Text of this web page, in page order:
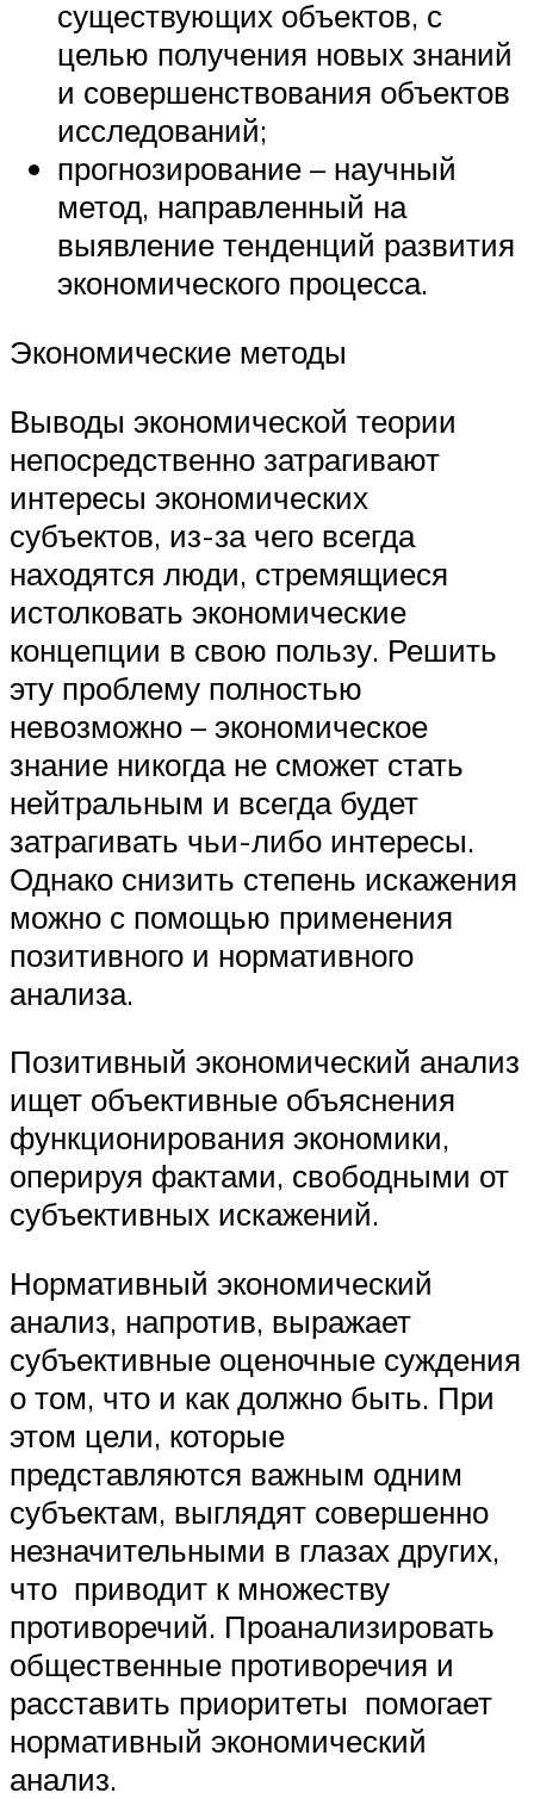
существующих объектов, с
целью получения новых знаний
и совершенствования объектов
исследований;
прогнозирование – научный
метод, направленный на
выявление тенденций развития
экономического процесса.
Экономические методы
Выводы экономической теории
непосредственно затрагивают
интересы экономических
субъектов, из-за чего всегда
находятся люди, стремящиеся
истолковать экономи­ческие
концепции в свою пользу. Решить
эту проблему полностью
невозможно – экономическое
знание никогда не сможет стать
нейтральным и всегда будет
затрагивать чьи-либо интересы.
Однако снизить степень искажения
можно с помощью применения
позитивного и нормативного
анализа.
Позитивный экономический анализ
ищет объективные объяснения
функционирования экономики,
оперируя фактами, свободными от
субъективных искажений.
Нормативный экономический
анализ, напротив, выражает
субъективные оценочные суждения
о том, что и как должно быть. При
этом цели, которые
представляются важным одним
субъектам, выглядят совершенно
незначительными в глазах других,
что приводит к множеству
противоречий. Проанализировать
общественные противоречия и
расставить приоритеты помогает
нормативный экономический
анализ.